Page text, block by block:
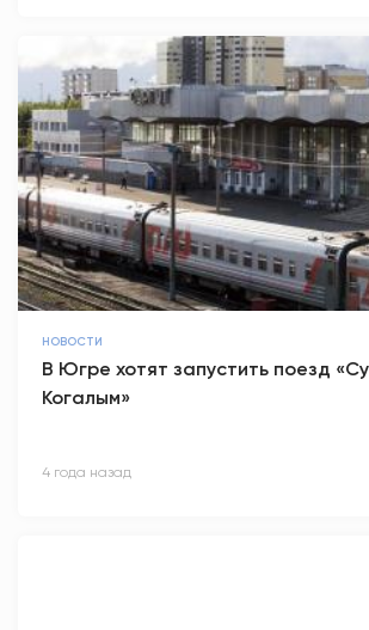
НОВОСТИ
В Югре хотят запустить поезд
Когалым»
4 года назад